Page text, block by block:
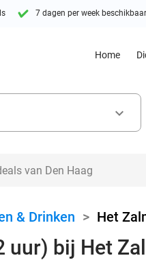
7 dagen per week beschikbaar
Home
keyboard_arrow_down
& Drinken > Het
uur) bij Het